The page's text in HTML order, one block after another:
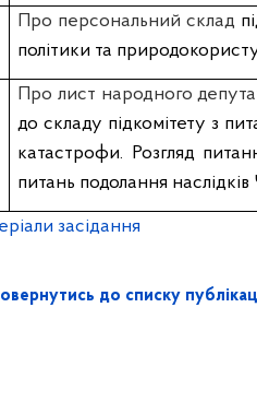
Про персональний склад
політики та
Про лист народного
до складу підкомітету з
катастрофи. Розгляд
питань подолання
засідання
до списку